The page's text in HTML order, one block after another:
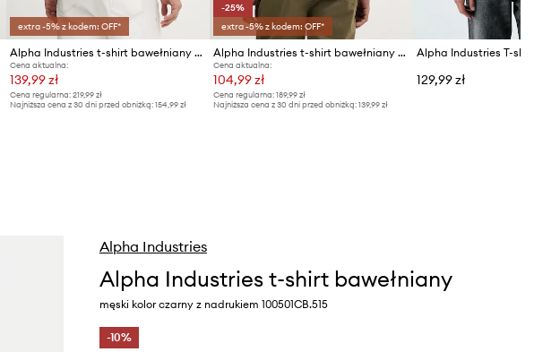
extra -5% z kodem: OFF*
Alpha Industries t-shirt bawełniany Scorpion Cyborg
Cena aktualna:
139,99 zł
Cena regularna: 219,99 zł
Najniższa cena z 30 dni przed obniżką: 154,99 zł
-25%
extra -5% z kodem: OFF*
Alpha Industries t-shirt bawełniany Naval T BP
Cena aktualna:
104,99 zł
Cena regularna:189,99 zł
Najniższa cena z 30 dni przed obniżką:139,99 zł
129,99 zł
Alpha Industries
Alpha Industries t-shirt bawełniany
męski kolor czarny z nadrukiem 100501CB.515
-10%